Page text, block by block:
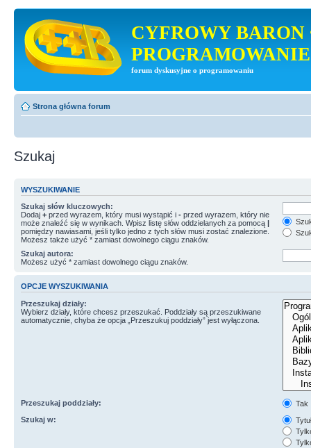
CYFROWY BARON
PROGRAMOWANIE
forum dyskusyjne o programowaniu
Strona główna forum
Szukaj
WYSZUKIWANIE
Szukaj słów kluczowych:
Dodaj + przed wyrazem, który musi wystąpić i - przed wyrazem, który nie
może znaleźć się w wynikach. Wpisz listę słów oddzielanych za pomocą |
pomiędzy nawiasami, jeśli tylko jedno z tych słów musi zostać znalezione.
Możesz także użyć * zamiast dowolnego ciągu znaków.
Szukaj autora:
Możesz użyć * zamiast dowolnego ciągu znaków.
OPCJE WYSZUKIWANIA
Przeszukaj działy:
Wybierz działy, które chcesz przeszukać. Poddziały są przeszukiwane
automatycznie, chyba że opcja „Przeszukuj poddziały” jest wyłączona.
Przeszukaj poddziały:
Tak
Szukaj w: